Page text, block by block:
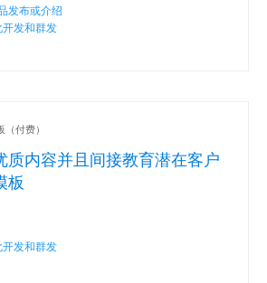
发布或介绍
发和群发
质内容并且间接教育潜在客户
板
付费）
发和群发